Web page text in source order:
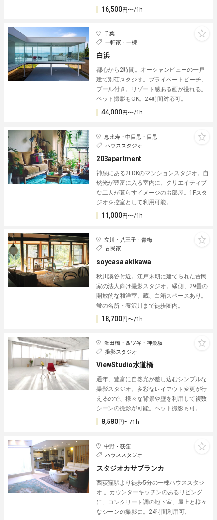
16,500円〜/1h
千葉
一軒家・一棟
白浜
都心から2時間。オーシャンビューの一戸
建て別荘スタジオ。プライベートビーチ、
プール付き。リゾート感ある画が撮れる。
ペット撮影もOK。24時間対応可。
44,000円〜/1h
恵比寿・中目黒・目黒
ハウススタジオ
203apartment
神泉にある2LDKのマンションスタジオ。自
然光が豊富に入る室内に、クリエイティブ
な二人が暮らすイメージのお部屋。1Fスタ
ジオを控室として利用可能。
11,000円〜/1h
立川・八王子・青梅
古民家
soycasa akikawa
秋川溪谷付近。江戸末期に建てられた古民
家の法人向け撮影スタジオ。縁側、29畳の
開放的な和洋室、蔵、白箱スペースあり。
蛍の名所・養沢川まで徒歩圏内。
18,700円〜/1h
飯田橋・四ツ谷・神楽坂
撮影スタジオ
ViewStudio水道橋
通年、豊富に自然光が差し込むシンプルな
撮影スタジオ。多彩なレイアウト変更が行
えるので、様々な背景や壁を利用して複数
シーンの撮影が可能。ペット撮影も可。
8,580円〜/1h
中野・荻窪
ハウススタジオ
スタジオカサブランカ
西荻窪駅より徒歩5分の一棟ハウススタジ
オ 。カウンターキッチンのあるリビング
に、コンクリート調の地下室、屋上と様々
なシーンの撮影に。24時間利用可。